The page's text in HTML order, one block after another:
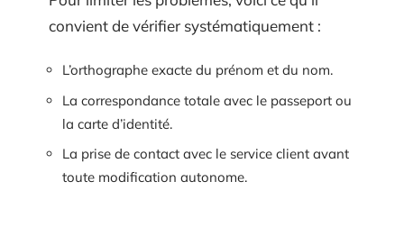
convient de vérifier systématiquement :
L’orthographe exacte du prénom et du nom.
La correspondance totale avec le passeport ou
la carte d’identité.
La prise de contact avec le service client avant
toute modification autonome.